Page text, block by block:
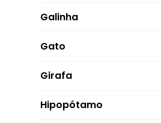
Galinha
Gato
Girafa
Hipopótamo